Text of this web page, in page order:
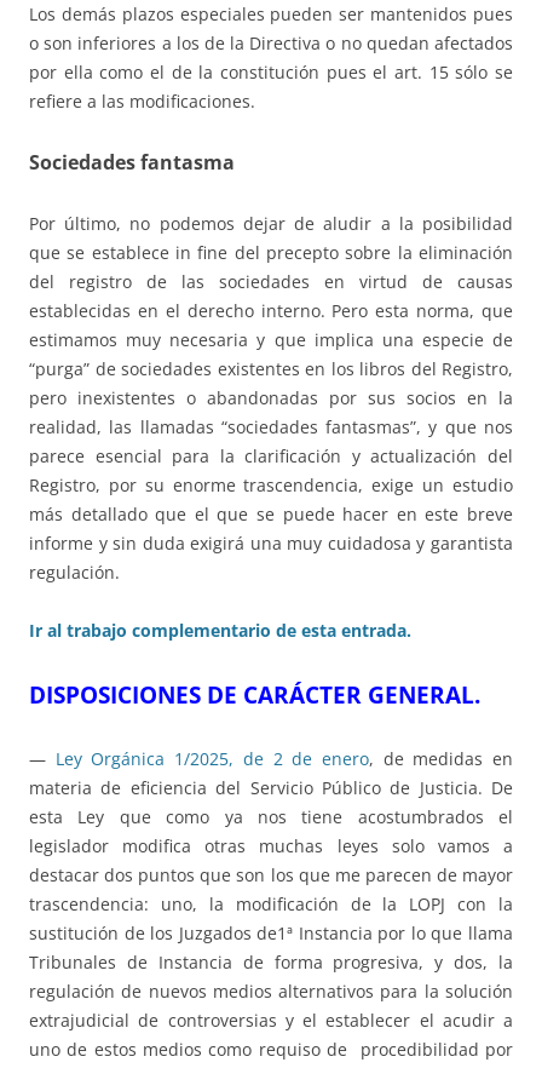
Los demás plazos especiales pueden ser mantenidos pues
o son inferiores a los de la Directiva o no quedan afectados
por ella como el de la constitución pues el art. 15 sólo se
refiere a las modificaciones.
Sociedades fantasma
Por último, no podemos dejar de aludir a la posibilidad
que se establece in fine del precepto sobre la eliminación
del registro de las sociedades en virtud de causas
establecidas en el derecho interno. Pero esta norma, que
estimamos muy necesaria y que implica una especie de
“purga” de sociedades existentes en los libros del Registro,
pero inexistentes o abandonadas por sus socios en la
realidad, las llamadas “sociedades fantasmas”, y que nos
parece esencial para la clarificación y actualización del
Registro, por su enorme trascendencia, exige un estudio
más detallado que el que se puede hacer en este breve
informe y sin duda exigirá una muy cuidadosa y garantista
regulación.
Ir al trabajo complementario de esta entrada.
DISPOSICIONES DE CARÁCTER GENERAL.
— Ley Orgánica 1/2025, de 2 de enero, de medidas en
materia de eficiencia del Servicio Público de Justicia. De
esta Ley que como ya nos tiene acostumbrados el
legislador modifica otras muchas leyes solo vamos a
destacar dos puntos que son los que me parecen de mayor
trascendencia: uno, la modificación de la LOPJ con la
sustitución de los Juzgados de1ª Instancia por lo que llama
Tribunales de Instancia de forma progresiva, y dos, la
regulación de nuevos medios alternativos para la solución
extrajudicial de controversias y el establecer el acudir a
uno de estos medios como requiso de procedibilidad por